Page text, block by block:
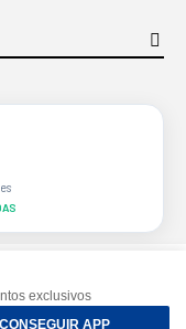
exclusivos
CONSEGUIR APP